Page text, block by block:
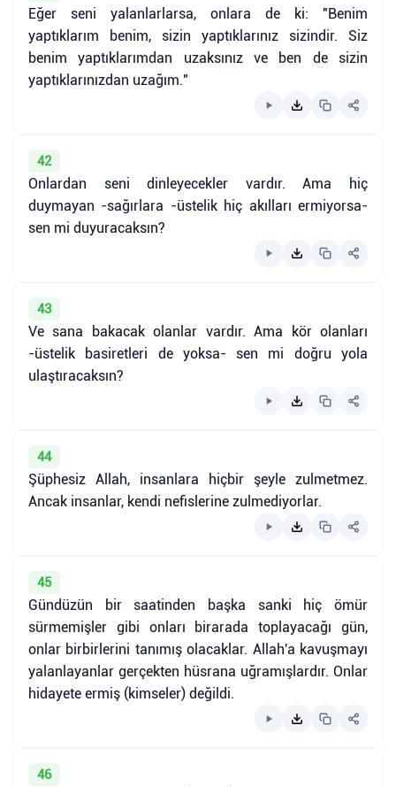
Eğer seni yalanlarlarsa, onlara de ki: "Benim
yaptıklarım benim, sizin yaptıklarınız sizindir. Siz
benim yaptıklarımdan uzaksınız ve ben de sizin
yaptıklarınızdan uzağım."
42
Onlardan seni dinleyecekler vardır. Ama hiç
duymayan -sağırlara -üstelik hiç akılları ermiyorsa-
sen mi duyuracaksın?
43
Ve sana bakacak olanlar vardır. Ama kör olanları
-üstelik basiretleri de yoksa- sen mi doğru yola
ulaştıracaksın?
44
Şüphesiz Allah, insanlara hiçbir şeyle zulmetmez.
Ancak insanlar, kendi nefislerine zulmediyorlar.
45
Gündüzün bir saatinden başka sanki hiç ömür
sürmemişler gibi onları birarada toplayacağı gün,
onlar birbirlerini tanımış olacaklar. Allah'a kavuşmayı
yalanlayanlar gerçekten hüsrana uğramışlardır. Onlar
hidayete ermiş (kimseler) değildi.
46